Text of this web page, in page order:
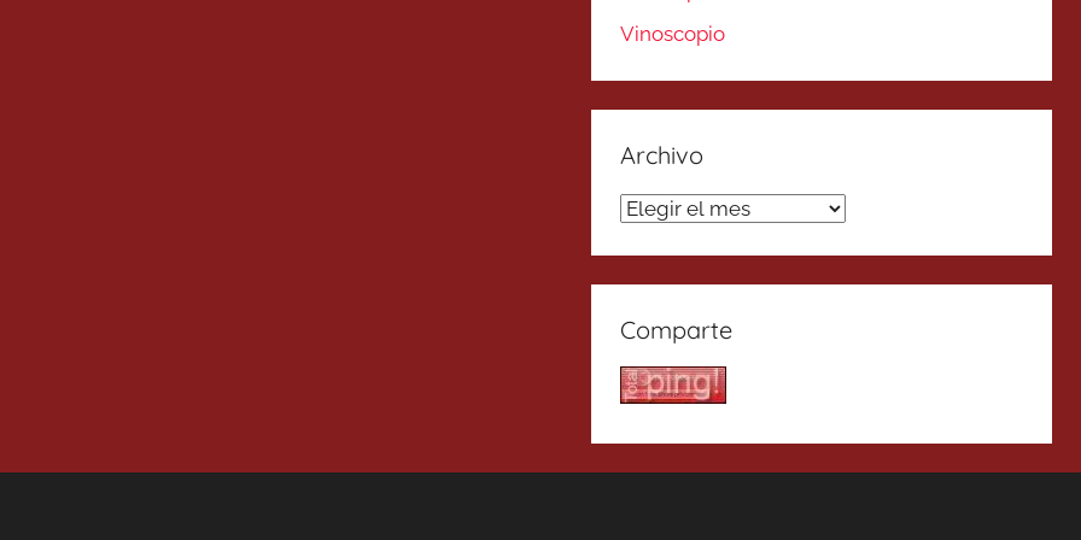
Vinoscopio
Archivo
Archivo
Comparte